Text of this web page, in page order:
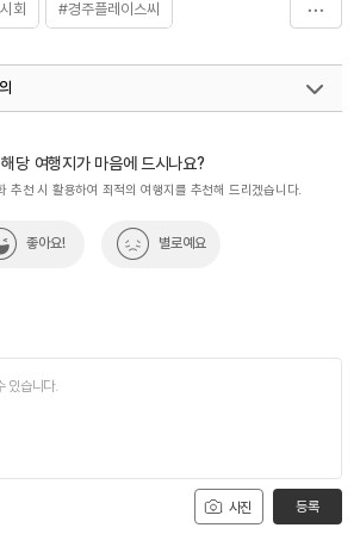
회 #경주플레이스씨
해당 여행지가 마음에 드시나요?
추천 시 활용하여 최적의 여행지를 추천해 드리겠습니다.
좋아요! 별로예요
사진 등록